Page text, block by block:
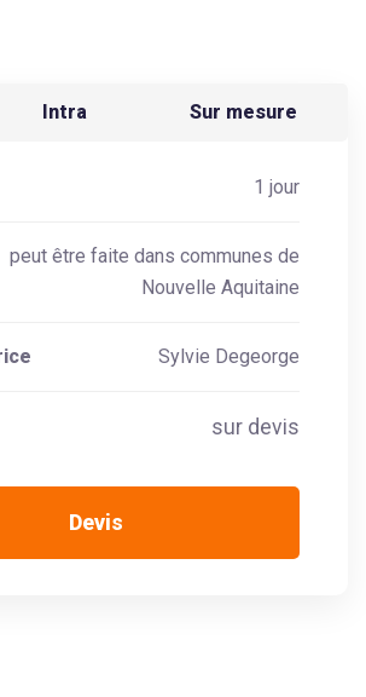
Intra Sur mesure
1 jour
peut être faite dans communes de
Nouvelle Aquitaine
Sylvie Degeorge
sur devis
Devis